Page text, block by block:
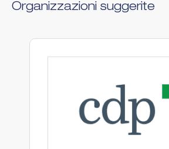
Organizzazioni suggerite